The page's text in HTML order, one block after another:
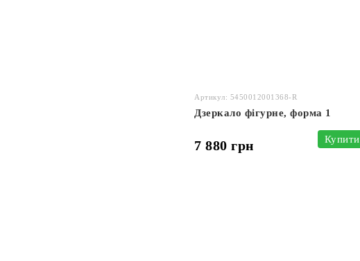
Артикул: 5450012001368-R
Дзеркало фігурне, форма 1
7 880 грн Купити